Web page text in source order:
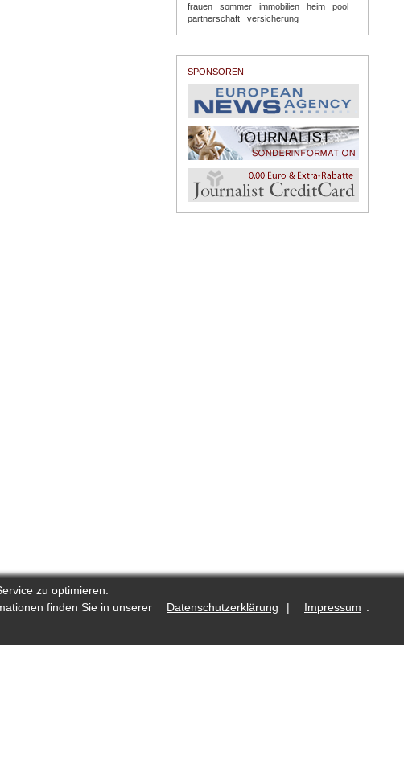
zu optimieren.
finden Sie in unserer Datenschutzerklärung | Impressum
frauen
sommer immobilien heim
pool
partnerschaft
versicherung
SPONSOREN